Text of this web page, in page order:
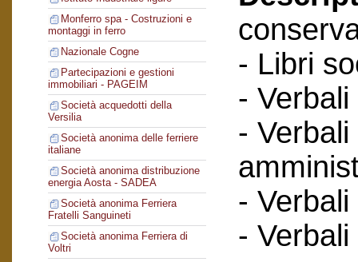
Monferro spa - Costruzioni e
montaggi in ferro
Nazionale Cogne
Partecipazioni e gestioni
immobiliari - PAGEIM
Società acquedotti della
Versilia
Società anonima delle ferriere
italiane
Società anonima distribuzione
energia Aosta - SADEA
Società anonima Ferriera
Fratelli Sanguineti
Società anonima Ferriera di
Voltri
- Libri
-
-
-
-